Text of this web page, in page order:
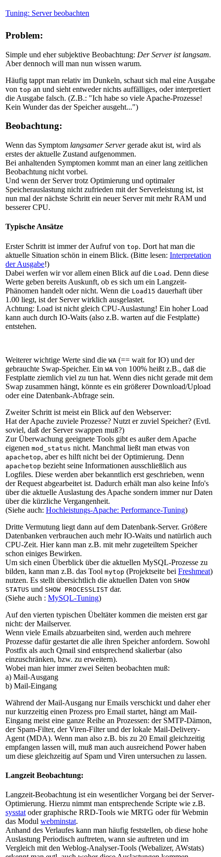
Tuning: Server beobachten
Problem:
Simple und eher subjektive Beobachtung: Der Server ist langsam.
Aber dennoch will man nun wissen warum.
Häufig tappt man relativ im Dunkeln, schaut sich mal eine Ausgabe
von top an und sieht entweder nichts auffälliges, oder interpretiert
die Ausgabe falsch. (Z.B.: "Ich habe so viele Apache-Prozesse!
Kein Wunder das der Speicher ausgeht...")
Beobachtung:
Wenn das Symptom langsamer Servergerade akut ist, wird als
erstes der aktuelle Zustand aufgenommen.
Bei anhaltenden Symptomen kommt man an einer lang zeitlichen
Beobachtung nicht vorbei.
Und wenn der Server trotz Optimierung und optimaler
Speicherauslastung nicht zufrieden mit der Serverleistung ist, ist
nun mal der nächste Schritt ein neuer Server mit mehr RAM und
besserer CPU.
Typische Ansätze
Erster Schritt ist immer der Aufruf von top. Dort hat man die
aktuelle Situation schön in einem Blick. (Bitte lesen: Interpretation
der Ausgabe!)
Dabei werfen wir vor allem einen Blick auf die Load . Denn diese
Werte geben bereits Auskunft, ob es sich um ein Langzeit-
Phänomen handelt oder nicht. Wenn die Load15 dauerhaft über
1.00 liegt, ist der Server wirklich ausgelastet.
Achtung: Load ist nicht gleich CPU-Auslastung! Ein hoher Load
kann auch durch IO-Waits (also z.B. warten auf die Festplatte)
entstehen.
Weiterer wichtige Werte sind die WA (== wait for IO) und der
gebrauchte Swap-Speicher. Ein WA von 100% heißt z.B., daß die
Festplatte ziemlich viel zu tun hat. Wenn dies nicht gerade mit dem
Swap zusammen hängt, könnte es ein größerer Download/Upload
oder eine Datenbank-Abfrage sein.
Zweiter Schritt ist meist ein Blick auf den Webserver:
Hat der Apache zuviele Prozesse? Nutzt er zuviel Speicher? (Evtl.
soviel, daß der Server swappen muß?)
Zur Überwachung geeignete Tools gibt es außer dem Apache
eigenen mod_status nicht. Manchmal ließt man etwas von
apachetop, aber es hilft nicht bei der Optimierung. Denn
apachetop bezieht seine Informationen ausschließlich aus
Logfiles. Diese werden aber bekanntlich erst geschrieben, wenn
der Request abgearbeitet ist. Dadurch erhält man also keine Info's
über die aktuelle Auslastung des Apache sondern immer nur Daten
über die kürzliche Vergangenheit.
(Siehe auch: Hochleistungs-Apache: Performance-Tuning)
Dritte Vermutung liegt dann auf dem Datenbank-Server. Größere
Datenbanken verbrauchen auch mehr IO-Waits und natürlich auch
CPU-Zeit. Hier kann man z.B. mit mehr zugeteiltem Speicher
schon einiges Bewirken.
Um sich einen Überblick über die aktuellen MySQL-Prozesse zu
bilden, kann man z.B. das Tool mytop (Projektseite bei Freshmeat)
nutzen. Es stellt übersichtlich die aktuellen Daten von SHOW
STATUS und SHOW PROCESSLIST dar.
(Siehe auch : MySQL-Tuning)
Auf den vierten typischen Übeltäter kommen die meisten erst gar
nicht: der Mailserver.
Wenn viele Emails abzuarbeiten sind, werden auch mehrere
Prozesse dafür gestartet die alle ihren Speicher anfordern. Sowohl
Postfix als auch Qmail sind entsprechend skalierbar (also
einzuschränken, bzw. zu erweitern).
Wobei man hier immer zwei Seiten beobachten muß:
a) Mail-Ausgang
b) Mail-Eingang
Während der Mail-Ausgang nur Emails verschickt und daher eher
nur kurzzeitig einen Prozess pro Email startet, hängt am Mail-
Eingang meist eine ganze Reihe an Prozessen: der SMTP-Dämon,
der Spam-Filter, der Viren-Filter und der lokale Mail-Delivery-
Agent (MDA). Wenn man also z.B. bis zu 20 Email gleichzeitig
empfangen lassen will, muß man auch ausreichend Power haben
um diese gleichzeitig auf Spam und Viren untersuchen zu lassen.
Langzeit Beobachtung:
Langzeit-Beobachtung ist ein wesentlicher Vorgang bei der Server-
Optimierung. Hierzu nimmt man entsprechende Scripte wie z.B.
sysstat oder graphische RRD-Tools wie MRTG oder für Webmin
das Modul webminstat.
Anhand des Verlaufes kann man häufig feststellen, ob diese hohe
Auslastung Periodisch auftreten, wann sie auftreten und im
Vergleich mit den Weblog-Analyser-Tools (Webalizer, AWstats)